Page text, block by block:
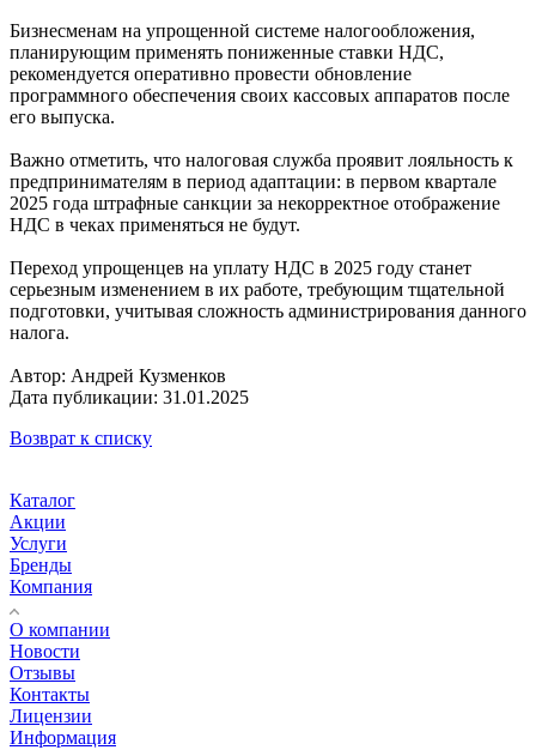
Бизнесменам на упрощенной системе налогообложения,
планирующим применять пониженные ставки НДС,
рекомендуется оперативно провести обновление
программного обеспечения своих кассовых аппаратов после
его выпуска.
Важно отметить, что налоговая служба проявит лояльность к
предпринимателям в период адаптации: в первом квартале
2025 года штрафные санкции за некорректное отображение
НДС в чеках применяться не будут.
Переход упрощенцев на уплату НДС в 2025 году станет
серьезным изменением в их работе, требующим тщательной
подготовки, учитывая сложность администрирования данного
налога.
Автор: Андрей Кузменков
Дата публикации: 31.01.2025
Возврат к списку
Каталог
Акции
Услуги
Бренды
Компания
О компании
Новости
Отзывы
Контакты
Лицензии
Информация